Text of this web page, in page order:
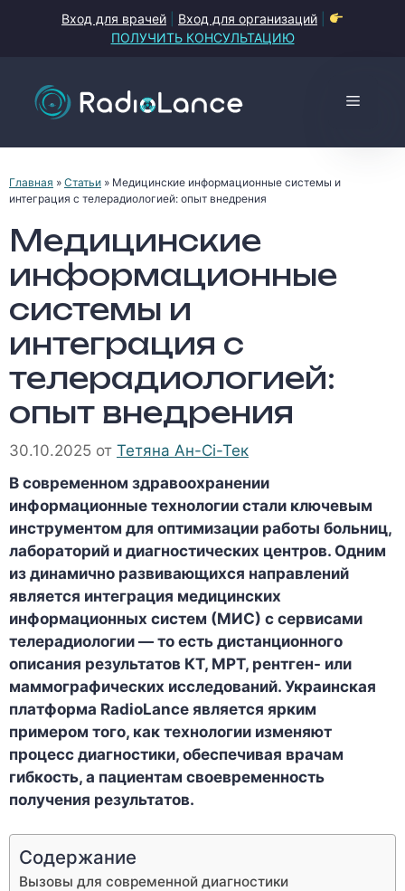
Вход для врачей Вход для организаций
ПОЛУЧИТЬ КОНСУЛЬТАЦИЮ
Меню
Главная » Статьи » Медицинские информационные системы и
интеграция с телерадиологией: опыт внедрения
Медицинские
информационные
системы и
интеграция с
телерадиологией:
опыт внедрения
30.10.2025 от Тетяна Ан-Сі-Тек
В современном здравоохранении
информационные технологии стали ключевым
инструментом для оптимизации работы больниц,
лабораторий и диагностических центров. Одним
из динамично развивающихся направлений
является интеграция медицинских
информационных систем (МИС) с сервисами
телерадиологии — то есть дистанционного
описания результатов КТ, МРТ, рентген- или
маммографических исследований. Украинская
платформа RadioLance является ярким
примером того, как технологии изменяют
процесс диагностики, обеспечивая врачам
гибкость, а пациентам своевременность
получения результатов.
Содержание
Вызовы для современной диагностики